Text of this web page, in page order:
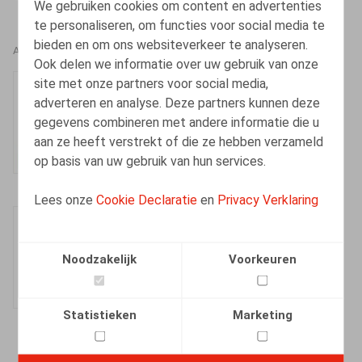
We gebruiken cookies om content en advertenties
te personaliseren, om functies voor social media te
bieden en om ons websiteverkeer te analyseren.
Ook delen we informatie over uw gebruik van onze
site met onze partners voor social media,
adverteren en analyse. Deze partners kunnen deze
gegevens combineren met andere informatie die u
aan ze heeft verstrekt of die ze hebben verzameld
op basis van uw gebruik van hun services.
Lees onzeCookie Declaratie en Privacy Verklaring
Noodzakelijk Voorkeuren
Statistieken Marketing
AUTEURS
Veerle Van Keirsbilck
Counsel